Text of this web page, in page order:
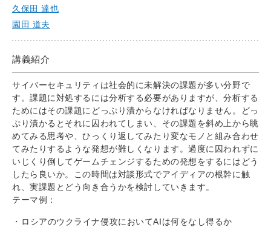
久保田 達也
園田 道夫
講義紹介
サイバーセキュリティは社会的に未解決の課題が多い分野で
す。課題に対処するには分析する必要がありますが、分析する
ためにはその課題にどっぷり漬からなければなりません。どっ
ぷり漬かるとそれに囚われてしまい、その課題を斜め上から眺
めてみる思考や、ひっくり返してみたり変なモノと組み合わせ
てみたりするような発想が難しくなります。過度に囚われずに
いじくり倒してゲームチェンジするための発想をするにはどう
したら良いか。この時間は対談形式でアイディアの根幹に触
れ、実課題とどう向き合うかを検討していきます。
テーマ例：
ロシアのウクライナ侵攻においてAIは何をなし得るか